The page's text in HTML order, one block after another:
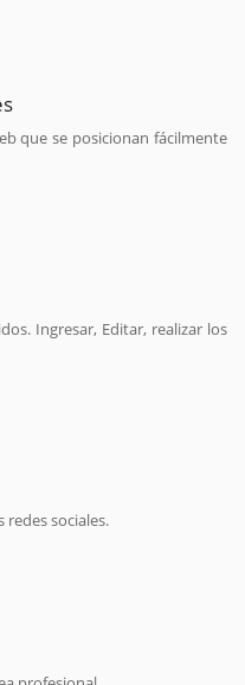
que se posicionan fácilmente
Ingresar, Editar, realizar los
sociales.